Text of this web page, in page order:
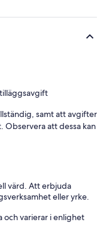
samt att avgifter
Observera att dessa kan
värd. Att erbjuda
eller yrke.
och varierar i enlighet